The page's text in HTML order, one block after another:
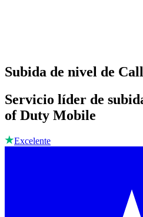
Subida de nivel de
Servicio líder de
of Duty Mobile
Excelente